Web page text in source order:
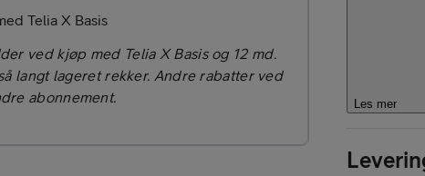
Telia X Basis
ved kjøp med Telia X Basis og 12 md.
langt lageret rekker. Andre rabatter ved
abonnement.
Les mer